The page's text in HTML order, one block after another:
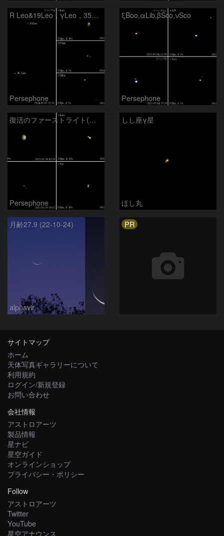
R Leo&19Leo，γLeo，35Sex，27Hya
Persephone
ξBoo,αLib,βSco,νSco
Persephone
復活のファーストライト(金星,γLeo,γVir,35Sex)
Persephone
しし座γ星
ほし丸
月齢27.9 (22-10-24)
alphavir
PR
サイトマップ
ホーム
天体写真ギャラリーについて
利用規約
ログイン/新規登録
お問い合わせ
会社情報
アストロアーツ
製品情報
星ナビ
星空ガイド
オンラインショップ
プライバシー・ポリシー
Follow
アストロアーツ
Twitter
YouTube
星空アナウンス